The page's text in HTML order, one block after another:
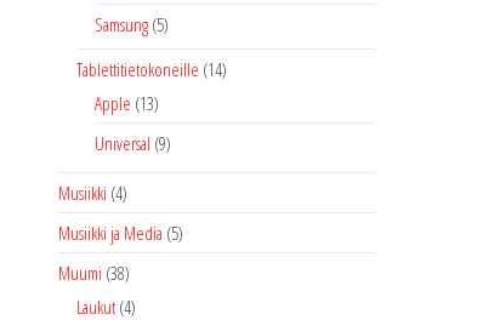
Samsung (5)
Tablettitietokoneille (14)
Apple (13)
Universal (9)
Musiikki (4)
Musiikki ja Media (5)
Muumi (38)
Laukut (4)